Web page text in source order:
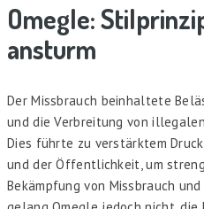
Omegle:
ansturm
Der Missbrauch beinhaltete
und die Verbreitung von
Dies führte zu verstärktem
und der Öffentlichkeit, um
Bekämpfung von Missbrauch